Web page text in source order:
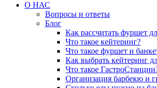
О НАС
Вопросы и ответы
Блог
Как рассчитать фуршет
Что такое кейтеринг?
Что такое фуршет и
Как выбрать кейтеринг
Что такое
Организация барбекю и